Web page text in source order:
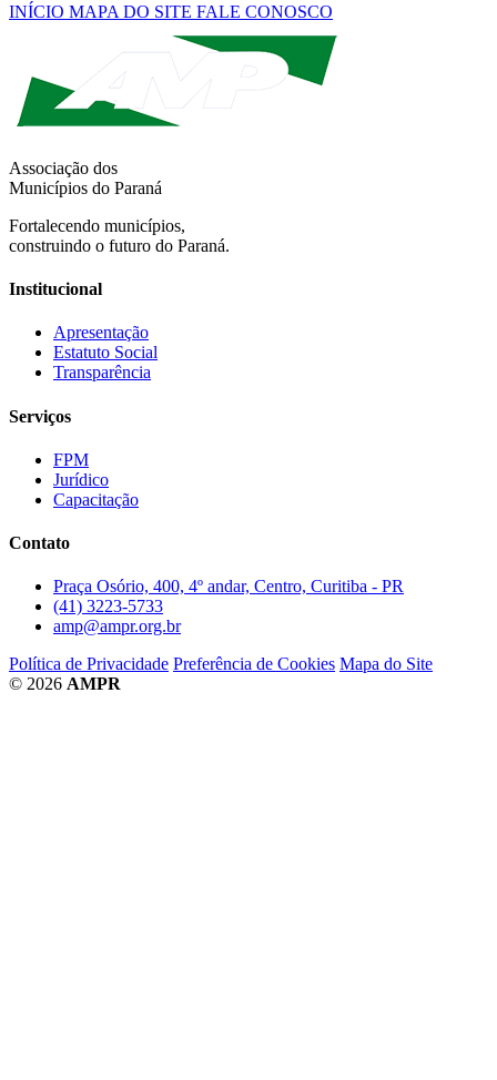
INÍCIO MAPA DO SITE FALE CONOSCO
Associação dos
Municípios do Paraná
Fortalecendo municípios,
construindo o futuro do Paraná.
Institucional
Apresentação
Estatuto Social
Transparência
Serviços
FPM
Jurídico
Capacitação
Contato
Praça Osório, 400, 4º andar, Centro, Curitiba - PR
(41) 3223-5733
amp@ampr.org.br
Política de Privacidade Preferência de Cookies Mapa do Site
© 2026 AMPR